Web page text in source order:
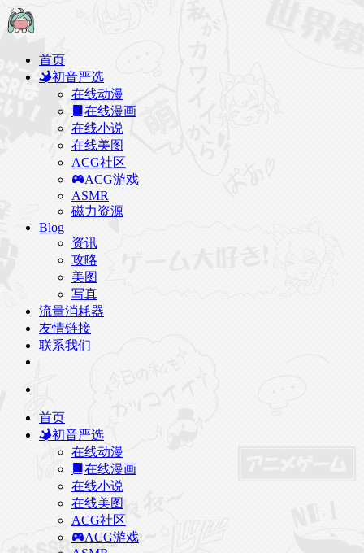
首页
初音严选
在线动漫
在线漫画
在线小说
在线美图
ACG社区
ACG游戏
ASMR
磁力资源
Blog
资讯
攻略
美图
写真
流量消耗器
友情链接
联系我们
首页
初音严选
在线动漫
在线漫画
在线小说
在线美图
ACG社区
ACG游戏